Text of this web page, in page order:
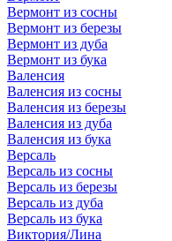
Вермонт из сосны
Вермонт из березы
Вермонт из дуба
Вермонт из бука
Валенсия
Валенсия из сосны
Валенсия из березы
Валенсия из дуба
Валенсия из бука
Версаль
Версаль из сосны
Версаль из березы
Версаль из дуба
Версаль из бука
Виктория/Лина